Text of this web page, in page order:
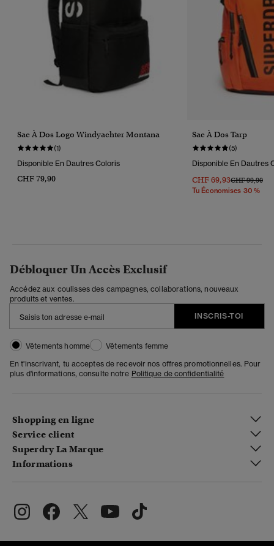
Sac À Dos Logo Windyachter Montana
(1)
Disponible En Dautres Coloris
CHF 79,90
Sac À Dos Tarp
(5)
Disponible En Dautres
CHF 69,93Prix Réduit De
CHF 99,90À
Tu Économises 30 %
Débloquer Un Accès Exclusif
Accédez aux coulisses des campagnes, collaborations, nouveaux
produits et ventes.
INSCRIS-TOI
Vêtements homme
Vêtements femme
En t'inscrivant, tu acceptes de recevoir nos offres promotionnelles. Pour
plus d'informations, consulte notre Politique de confidentialité
Shopping en ligne
Service client
Superdry La Marque
Informations